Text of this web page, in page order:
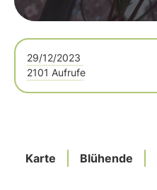
29/12/2023
2101 Aufrufe
Karte Blühende